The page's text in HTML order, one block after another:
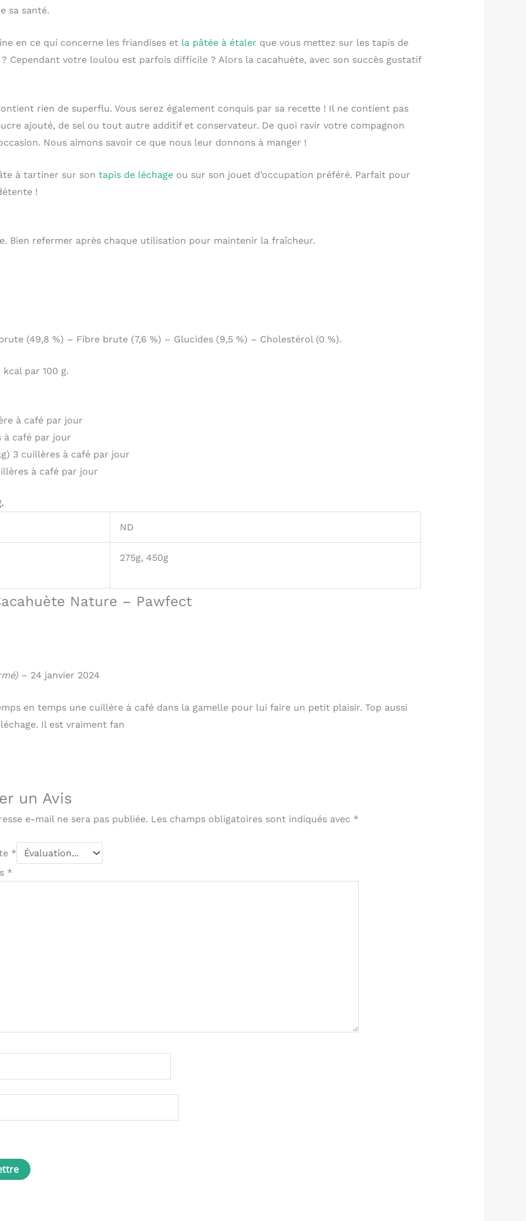
sa santé.
en ce qui concerne les friandises et la pâtée à étaler que vous mettez sur les tapis de
Cependant votre loulou est parfois difficile ? Alors la cacahuète, avec son succès gustatif
rien de superflu. Vous serez également conquis par sa recette ! Il ne contient pas
ajouté, de sel ou tout autre additif et conservateur. De quoi ravir votre compagnon
Nous aimons savoir ce que nous leur donnons à manger !
à tartiner sur son tapis de léchageou sur son jouet d’occupation préféré. Parfait pour
!
Bien refermer après chaque utilisation pour maintenir la fraîcheur.
(49,8 %) – Fibre brute (7,6 %) – Glucides (9,5 %) – Cholestérol (0 %).
par 100 g.
à café par jour
à café par jour
3 cuillères à café par jour
à café par jour
ND
275g, 450g
Nature – Pawfect
– 24 janvier 2024
en temps une cuillère à café dans la gamelle pour lui faire un petit plaisir. Top aussi
Il est vraiment fan
un Avis
e-mail ne sera pas publiée. Les champs obligatoires sont indiqués avec *
*
*